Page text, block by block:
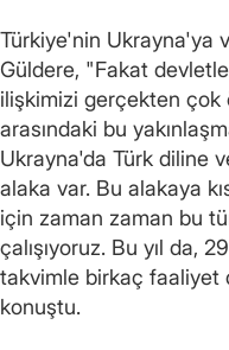
Türkiye'nin Ukrayna'ya
Güldere, "Fakat
ilişkimizi gerçekten çok
arasındaki bu
Ukrayna'da Türk diline
alaka var. Bu alakaya
için zaman zaman bu
çalışıyoruz. Bu yıl da,
takvimle birkaç faaliyet
konuştu.